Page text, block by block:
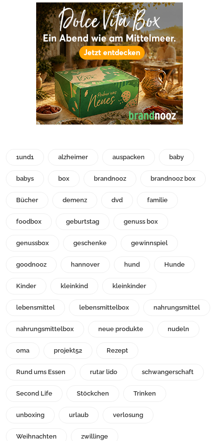
1und1 alzheimer auspacken baby
babys box brandnooz brandnooz box
Bücher demenz dvd familie
foodbox geburtstag genuss box
genussbox geschenke gewinnspiel
goodnooz hannover hund Hunde
Kinder kleinkind kleinkinder
lebensmittel lebensmittelbox nahrungsmittel
nahrungsmittelbox neue produkte nudeln
oma projekt52 Rezept
Rund ums Essen rutar lido schwangerschaft
Second Life Stöckchen Trinken
unboxing urlaub verlosung
Weihnachten zwillinge